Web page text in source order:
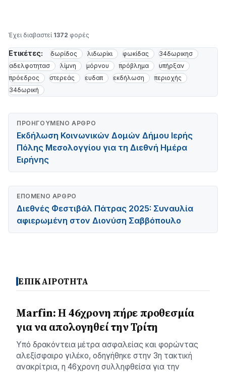
Έχει διαβαστεί 1372 φορές
Ετικέτες: δωρίδος λιδωρίκι φωκίδας
34δωρικησ
αδελφοτητασ
λίμνη μόρνου πρόβλημα
υπήρξαν
πρόεδρος
στερεάς ευδαπ εκδήλωση
περιοχής
34δωρική
ΠΡΟΗΓΟΎΜΕΝΟ ΆΡΘΡΟ
Εκδήλωση Κοινωνικών Δομών Δήμου Ιερής
Πόλης Μεσολογγίου για τη Διεθνή Ημέρα
Ειρήνης
ΕΠΌΜΕΝΟ ΆΡΘΡΟ
Διεθνές Φεστιβάλ Πάτρας 2025: Συναυλία
αφιερωμένη στον Διονύση Σαββόπουλο
ΕΠΙΚΑΙΡΟΤΗΤΑ
Marfin: Η 46χρονη πήρε προθεσμία
για να απολογηθεί την Τρίτη
Υπό δρακόντεια μέτρα ασφαλείας και φορώντας
αλεξίσφαιρο γιλέκο, οδηγήθηκε στην 3η τακτική
ανακρίτρια, η 46χρονη συλληφθείσα για την